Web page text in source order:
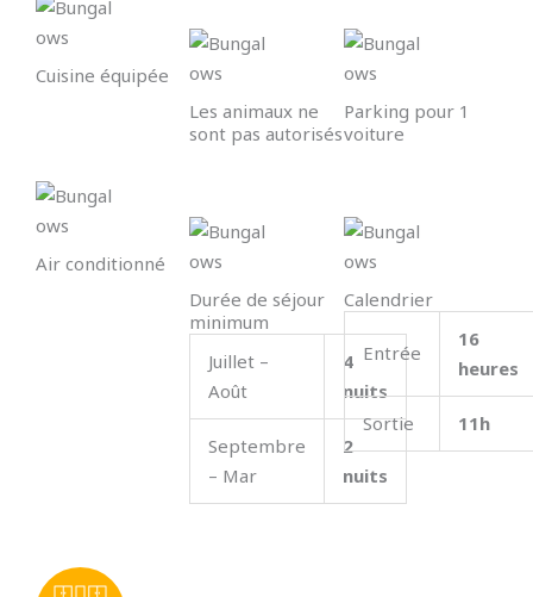
Cuisine équipée
Les animaux ne
sont pas autorisés
Parking pour 1
voiture
Air conditionné
Durée de séjour
minimum
Juillet –
Août
4
nuits
Septembre
– Mar
2
nuits
Calendrier
Entrée
16
heures
Sortie 11h